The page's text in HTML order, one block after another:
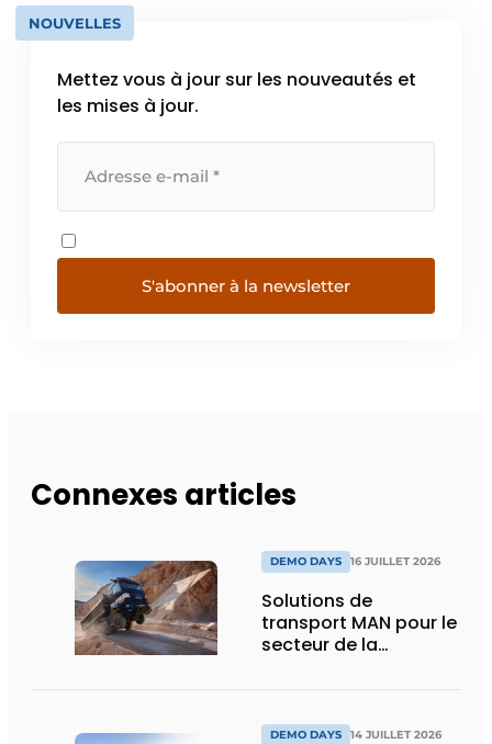
NOUVELLES
Mettez vous à jour sur les nouveautés et
les mises à jour.
S'abonner à la newsletter
Connexes articles
DEMO DAYS 16 JUILLET 2026
Solutions de
transport MAN pour le
secteur de la
DEMO DAYS 14 JUILLET 2026